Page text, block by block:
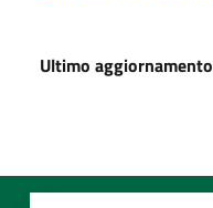
Ultimo aggiornamento